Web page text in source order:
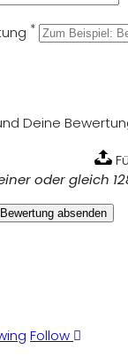
*
Deine
oder gleich
absenden
Follow